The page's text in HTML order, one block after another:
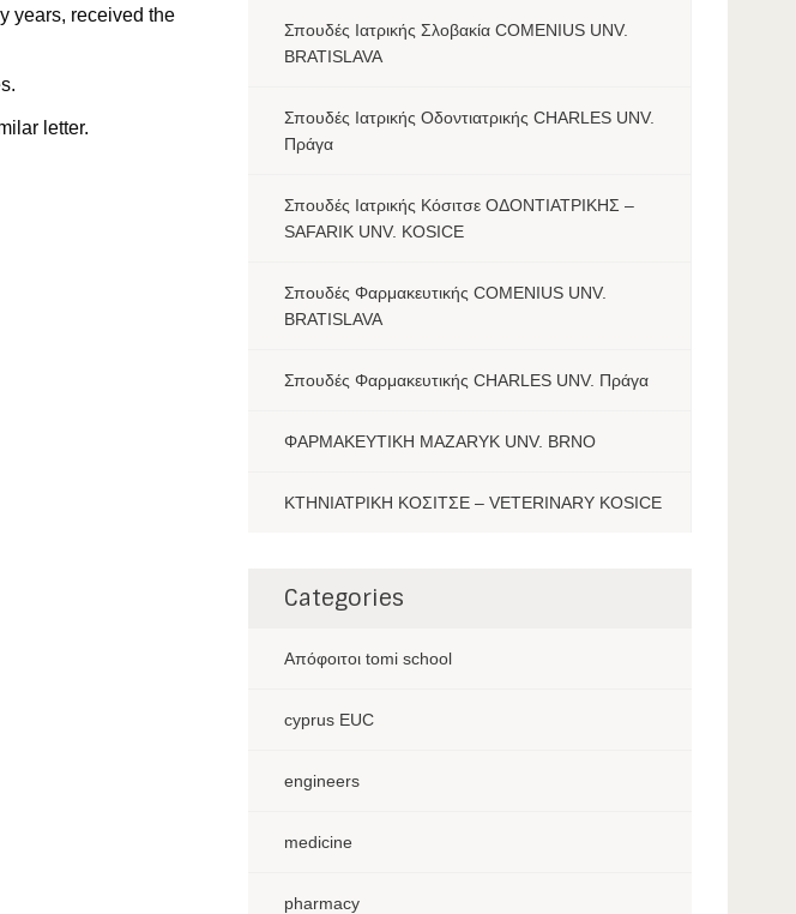
years, received the
letter.
Σπουδές Ιατρικής Σλοβακία COMENIUS UNV.
BRATISLAVA
Σπουδές Ιατρικής Οδοντιατρικής CHARLES UNV.
Πράγα
Σπουδές Ιατρικής Κόσιτσε ΟΔΟΝΤΙΑΤΡΙΚΗΣ –
SAFARIK UNV. KOSICE
Σπουδές Φαρμακευτικής COMENIUS UNV.
BRATISLAVA
Σπουδές Φαρμακευτικής CHARLES UNV. Πράγα
ΦΑΡΜΑΚΕΥΤΙΚΗ MAZARYK UNV. BRNO
ΚΤΗΝΙΑΤΡΙΚΗ ΚΟΣΙΤΣΕ – VETERINARY KOSICE
Categories
Aπόφοιτοι tomi school
cyprus EUC
engineers
medicine
pharmacy